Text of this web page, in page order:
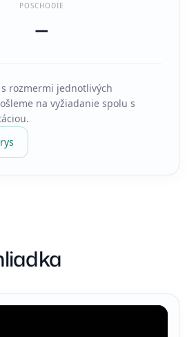
POSCHODIE
—
rozmermi jednotlivých
na vyžiadanie spolu s